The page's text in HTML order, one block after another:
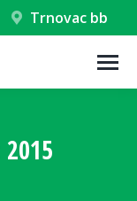
Trnovac bb
2015